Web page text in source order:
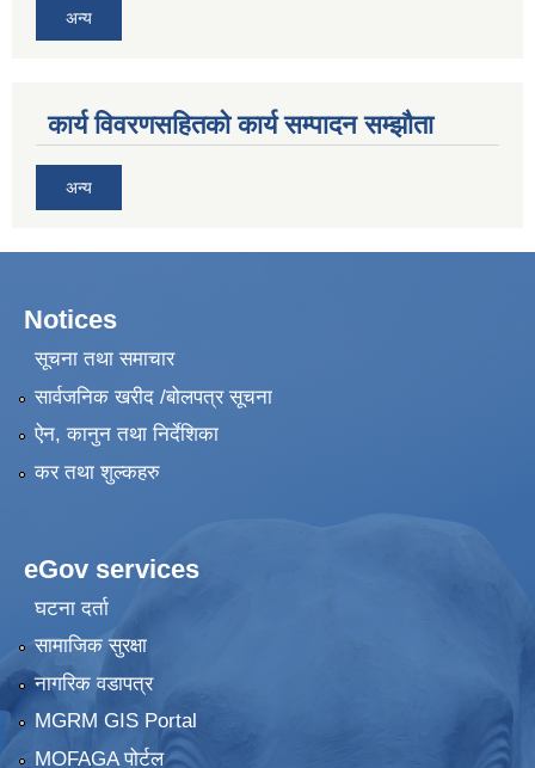
अन्य
कार्य विवरणसहितको कार्य सम्पादन सम्झौता
अन्य
Notices
सूचना तथा समाचार
सार्वजनिक खरीद /बोलपत्र सूचना
ऐन, कानुन तथा निर्देशिका
कर तथा शुल्कहरु
eGov services
घटना दर्ता
सामाजिक सुरक्षा
नागरिक वडापत्र
MGRM GIS Portal
MOFAGA पोर्टल